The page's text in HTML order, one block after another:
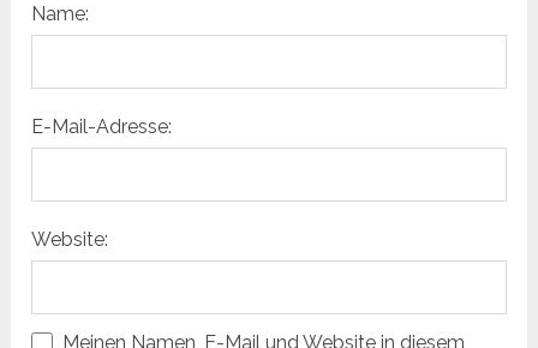
Name:
E-Mail-Adresse:
Website:
Meinen Namen, E-Mail und Website in diesem